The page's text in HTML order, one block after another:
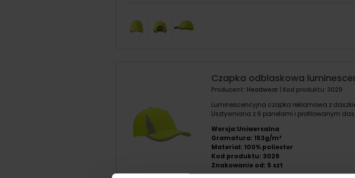
Czapka odblaskowa
Producent: Headwear | Kod produktu: 3029
Luminescencyjna czapka reklamowa z
Usztywniana z 6 panelami i profilowanym
Wersja:Uniwersalna
Gramatura: 153g/m²
Materiał: 100% poliester
Kod produktu: 3029
Znakowanie od: 5 szt